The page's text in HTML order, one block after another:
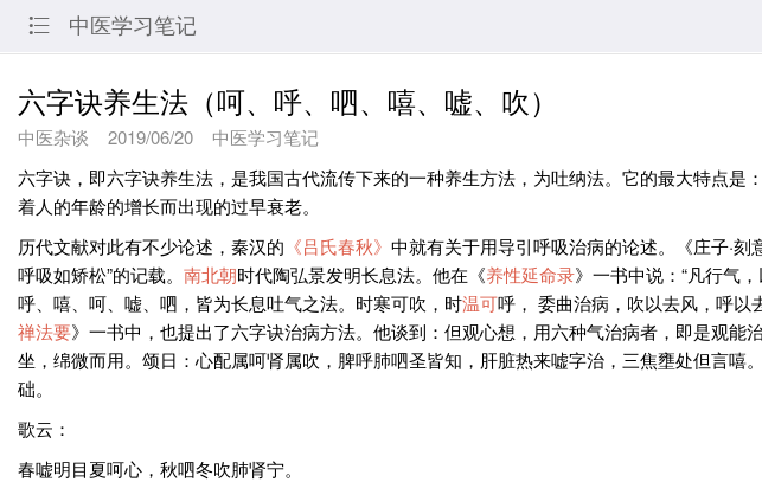
 中医学习笔记
六字诀养生法（呵、呼、呬、嘻、嘘、吹）
中医杂谈 2019/06/20
中医学习笔记
六字诀，即六字诀养生法，是我国古代流传下来的一种养生方法，为吐纳法。它的最大特点
着人的年龄的增长而出现的过早衰老。
历代文献对此有不少论述，秦汉的 《吕氏春秋》 中就有关于用导引呼吸治病的论述。《庄子·
呼吸如矫松”的记载。 南北朝时代陶弘景发明长息法。他在《养性延命录》一书中说：“凡行气
呼、嘻、呵、嘘、呬，皆为长息吐气之法。时寒可吹，时温可呼， 委曲治病，吹以去风，呼以
禅法要》一书中，也提出了六字诀治病方法。他谈到：但观心想，用六种气治病者，即是观
坐，绵微而用。颂日：心配属呵肾属吹，脾呼肺呬圣皆知，肝脏热来嘘字治，三焦壅处但言嘻
础。
歌云：
春嘘明目夏呵心，秋呬冬吹肺肾宁。